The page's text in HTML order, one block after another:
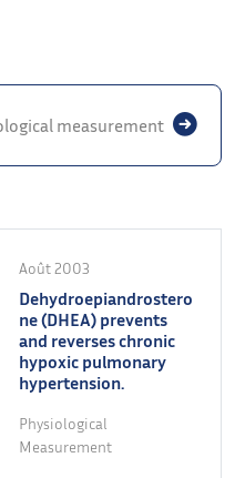
measurement
Août 2003
Dehydroepiandrostero
ne (DHEA) prevents
and reverses chronic
hypoxic pulmonary
hypertension.
Physiological
Measurement